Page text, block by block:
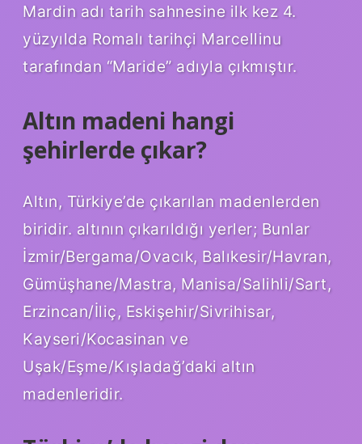
Mardin adı tarih sahnesine ilk kez 4.
yüzyılda Romalı tarihçi Marcellinu
tarafından “Maride” adıyla çıkmıştır.
Altın madeni hangi
şehirlerde çıkar?
Altın, Türkiye’de çıkarılan madenlerden
biridir. altının çıkarıldığı yerler; Bunlar
İzmir/Bergama/Ovacık, Balıkesir/Havran,
Gümüşhane/Mastra, Manisa/Salihli/Sart,
Erzincan/İliç, Eskişehir/Sivrihisar,
Kayseri/Kocasinan ve
Uşak/Eşme/Kışladağ’daki altın
madenleridir.